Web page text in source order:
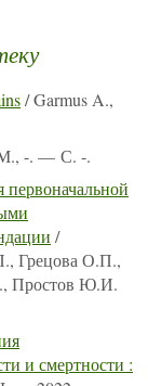
/ Garmus A.,
М., -. — С. -.
/
Грецова О.П.,
Простов Ю.И.
и смертности :